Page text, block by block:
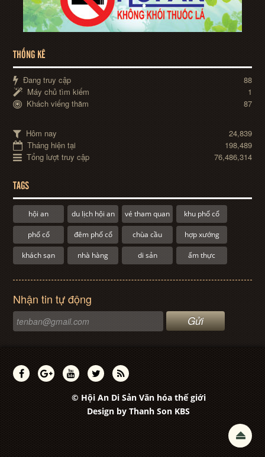
THỐNG KÊ
Đang truy cập
88
Máy chủ tìm kiếm
1
Khách viếng thăm
87
Hôm nay
24,839
Tháng hiện tại
198,489
Tổng lượt truy cập
76,486,314
TAGS
hội an du lịch hội an vé tham quan khu phố cổ
phố cổ đêm phố cổ chùa cầu hợp xướng
khách sạn nhà hàng di sản ẩm thực
Nhận tin tự động
© Hội An Di Sản Văn hóa thế giới
Design by Thanh Son KBS